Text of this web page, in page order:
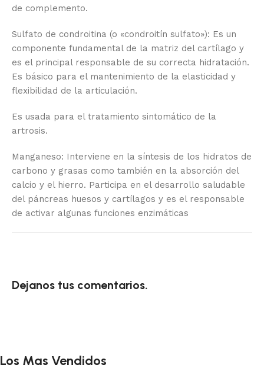
de complemento.
Sulfato de condroitina (o «condroitín sulfato»): Es un
componente fundamental de la matriz del cartílago y
es el principal responsable de su correcta hidratación.
Es básico para el mantenimiento de la elasticidad y
flexibilidad de la articulación.
Es usada para el tratamiento sintomático de la
artrosis.
Manganeso: Interviene en la síntesis de los hidratos de
carbono y grasas como también en la absorción del
calcio y el hierro. Participa en el desarrollo saludable
del páncreas huesos y cartílagos y es el responsable
de activar algunas funciones enzimáticas
Dejanos tus comentarios.
Los Mas Vendidos